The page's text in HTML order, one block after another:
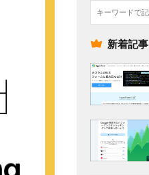
検
索
新着記事